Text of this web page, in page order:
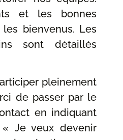
et les bonnes
bienvenus. Les
sont détaillés
pleinement
de passer par le
en indiquant
Je veux devenir